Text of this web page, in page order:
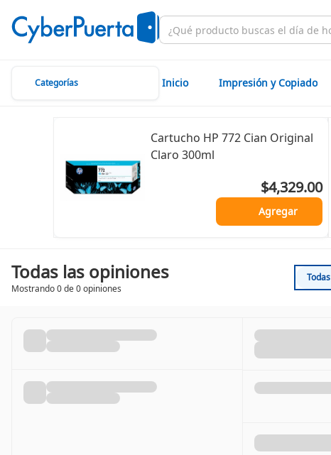
Categorías Inicio Impresión y Copiado
Cartucho HP 772 Cian Original
Claro 300ml
$4,329.00
Agregar
Todas las opiniones
Mostrando 0 de 0 opiniones
Todas